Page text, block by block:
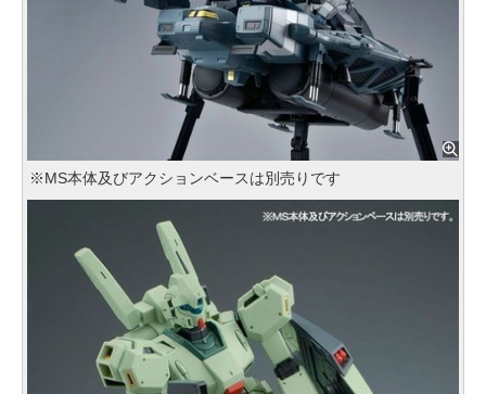
※MS本体及びアクションベースは別売りです